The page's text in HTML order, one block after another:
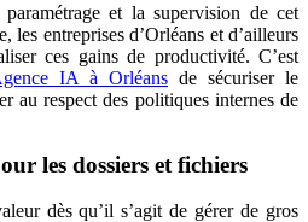
et la supervision de cet
les entreprises d’Orléans et d’ailleurs
ces gains de productivité. C’est
IA à Orléans de sécuriser le
au respect des politiques internes de
les dossiers et fichiers
dès qu’il s’agit de gérer de gros